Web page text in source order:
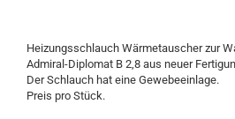
Heizungsschlauch Wärmetauscher zur
Admiral-Diplomat B 2,8 aus neuer
Der Schlauch hat eine Gewebeeinlage.
Preis pro Stück.